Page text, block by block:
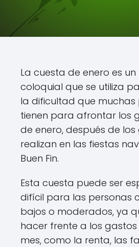
La cuesta de enero es
coloquial que se utiliza
la dificultad que muchas
tienen para afrontar los
de enero, después de
realizan en las fiestas
Buen Fin.
Esta cuesta puede ser
difícil para las personas
bajos o moderados, ya
hacer frente a los
mes, como la renta, las